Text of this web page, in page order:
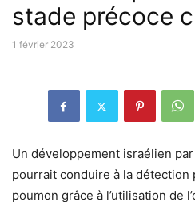
stade précoce
1 février 2023
Un développement israélien par
pourrait conduire à la détection
poumon grâce à l’utilisation de